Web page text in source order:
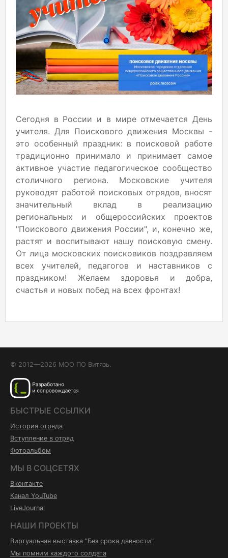
Сегодня в России и в мире отмечается День
учителя. Для Поискового движения Москвы -
это особенный праздник: в поисковой работе
традиционно принимало и принимает самое
активное участие педагогическое сообщество
столичного региона. Московские учителя
руководят работой поисковых отрядов, вносят
значительный вклад в реализацию
региональных и общероссийских проектов
"Поискового движения России", и, конечно же,
растят и воспитывают нашу поисковую смену.
От лица московских поисковиков поздравляем
всех учителей, педагогов и наставников с
праздником! Желаем здоровья и добра,
счастья и новых побед на всех фронтах!
© 2012—2026 МОО ПО Витязь.
БЫСТРЫЕ ССЫЛКИ
История отряда
Вступление в отряд
Фотоальбом
МЫ В СОЦСЕТЯХ
Вконтакте
Канал YouTube
LiveJournal
НАШИ ПРОЕКТЫ
Виртуальная выставка "Без срока давности"
Мы помним каждого солдата